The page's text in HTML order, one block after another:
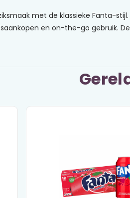
met de klassieke Fanta-
en on-the-go gebruik.